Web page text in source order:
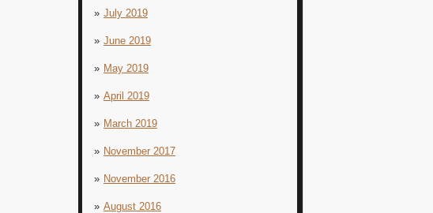
July 2019
June 2019
May 2019
April 2019
March 2019
November 2017
November 2016
August 2016